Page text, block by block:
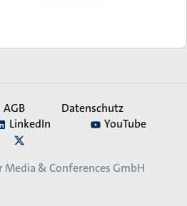
AGB
Datenschutz
LinkedIn
YouTube
Media & Conferences GmbH